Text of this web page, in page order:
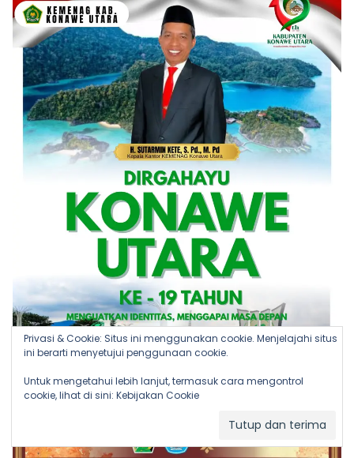
Privasi & Cookie: Situs ini menggunakan cookie. Menjelajahi situs
ini berarti menyetujui penggunaan cookie.
Untuk mengetahui lebih lanjut, termasuk cara mengontrol
cookie, lihat di sini: Kebijakan Cookie